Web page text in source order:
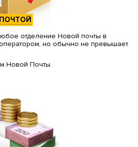
отделение Новой почты в
но обычно не превышает
Новой Почты.